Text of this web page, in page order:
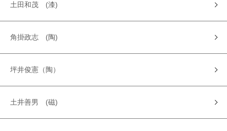
土田和茂 (漆)
角掛政志 (陶)
坪井俊憲（陶）
土井善男 (磁)